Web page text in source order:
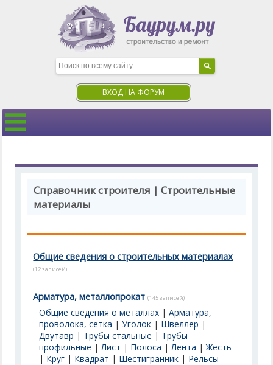
ВХОД НА ФОРУМ
Справочник строителя | Строительные
материалы
Общие сведения о строительных материалах
(12 записей)
Арматура, металлопрокат (145 записей)
Общие сведения о металлах |Арматура,
проволока, сетка |Уголок | Швеллер |
Двутавр | Трубы стальные | Трубы
профильные |Лист | Полоса |Лента |Жесть
| Круг | Квадрат | Шестигранник | Рельсы